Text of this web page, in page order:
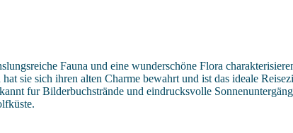
Fauna und eine wunderschöne Flora
sie sich ihren alten Charme bewahrt und ist das ideale
fur Bilderbuchstrände und eindrucksvolle